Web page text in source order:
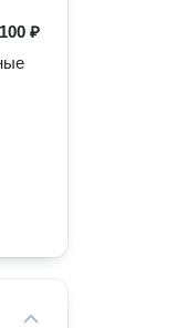
100 ₽